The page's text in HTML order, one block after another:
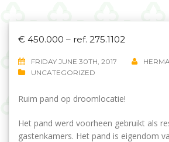
€ 450.000 – ref. 275.1102
FRIDAY JUNE 30TH, 2017
UNCATEGORIZED
Ruim pand op droomlocatie!
Het pand werd voorheen gebruikt als
gastenkamers. Het pand is eigendom